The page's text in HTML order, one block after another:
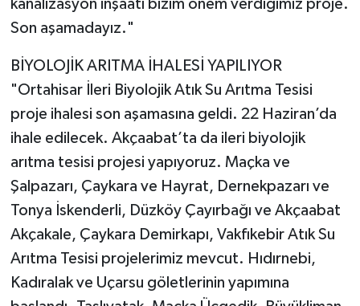
kanalizasyon inşaatı bizim önem verdiğimiz proje.
Son aşamadayız."
BİYOLOJİK ARITMA İHALESİ YAPILIYOR
"Ortahisar İleri Biyolojik Atık Su Arıtma Tesisi
proje ihalesi son aşamasına geldi. 22 Haziran’da
ihale edilecek. Akçaabat’ta da ileri biyolojik
arıtma tesisi projesi yapıyoruz. Maçka ve
Şalpazarı, Çaykara ve Hayrat, Dernekpazarı ve
Tonya İskenderli, Düzköy Çayırbağı ve Akçaabat
Akçakale, Çaykara Demirkapı, Vakfıkebir Atık Su
Arıtma Tesisi projelerimiz mevcut. Hıdırnebi,
Kadıralak ve Uçarsu göletlerinin yapımına